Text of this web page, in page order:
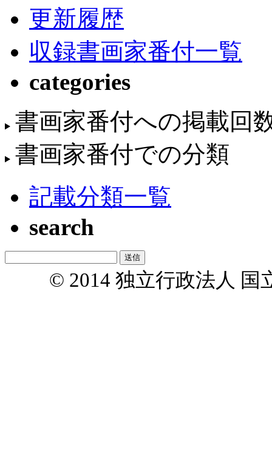
更新履歴
収録書画家番付一覧
categories
書画家番付への掲載回
書画家番付での分類
記載分類一覧
search
© 2014 独立行政法人 国